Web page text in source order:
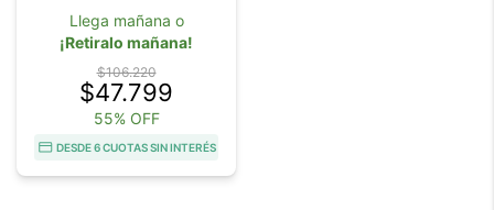
Llega mañana o
¡Retiralo mañana!
$106.220
$47.799
55% OFF
DESDE 6 CUOTAS SIN INTERÉS